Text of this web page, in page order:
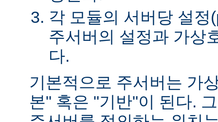
각 모듈의 서버당 설
주서버의 설정과 가상
다.
기본적으로 주서버는 가
본" 혹은 "기반"이 된다.